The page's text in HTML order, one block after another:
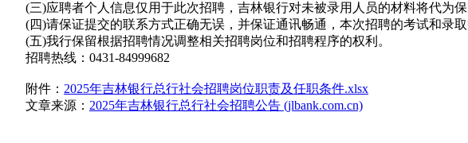
(三)应聘者个人信息仅用于此次招聘，吉林银行对未被录用人员的材料将代为保
(四)请保证提交的联系方式正确无误，并保证通讯畅通，本次招聘的考试和录取
(五)我行保留根据招聘情况调整相关招聘岗位和招聘程序的权利。
招聘热线：0431-84999682
附件： 2025年吉林银行总行社会招聘岗位职责及任职条件.xlsx
文章来源： 2025年吉林银行总行社会招聘公告 (jlbank.com.cn)